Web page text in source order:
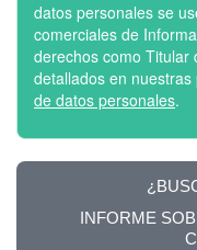
datos personales se
comerciales de
derechos como Titular
detallados en nuestras
de datos personales.
INFORME